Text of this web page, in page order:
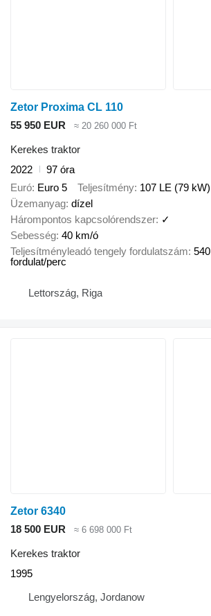
Zetor Proxima CL 110
55 950 EUR
≈ 20 260 000 Ft
Kerekes traktor
2022
97 óra
Euró Euro 5 Teljesítmény 107 LE (79 kW)
Üzemanyag dízel
Hárompontos kapcsolórendszer ✓
Sebesség 40 km/ó
Teljesítményleadó tengely fordulatszám 540
fordulat/perc
Lettország, Riga
Zetor 6340
18 500 EUR
≈ 6 698 000 Ft
Kerekes traktor
1995
Lengyelország, Jordanow